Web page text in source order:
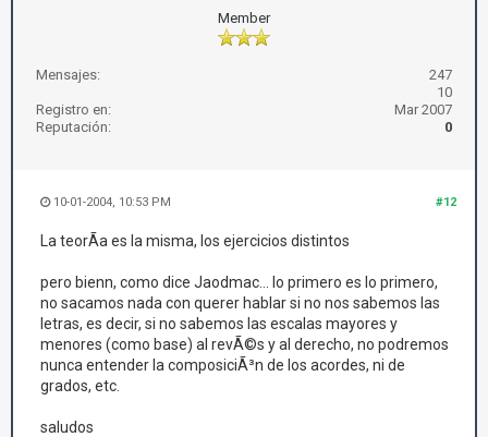
Member
Mensajes:
247
10
Registro en:
Mar 2007
Reputación:
0
#12
10-01-2004, 10:53 PM
La teorÃ­a es la misma, los ejercicios distintos
pero bienn, como dice Jaodmac... lo primero es lo primero,
no sacamos nada con querer hablar si no nos sabemos las
letras, es decir, si no sabemos las escalas mayores y
menores (como base) al revÃ©s y al derecho, no podremos
nunca entender la composiciÃ³n de los acordes, ni de
grados, etc.
saludos